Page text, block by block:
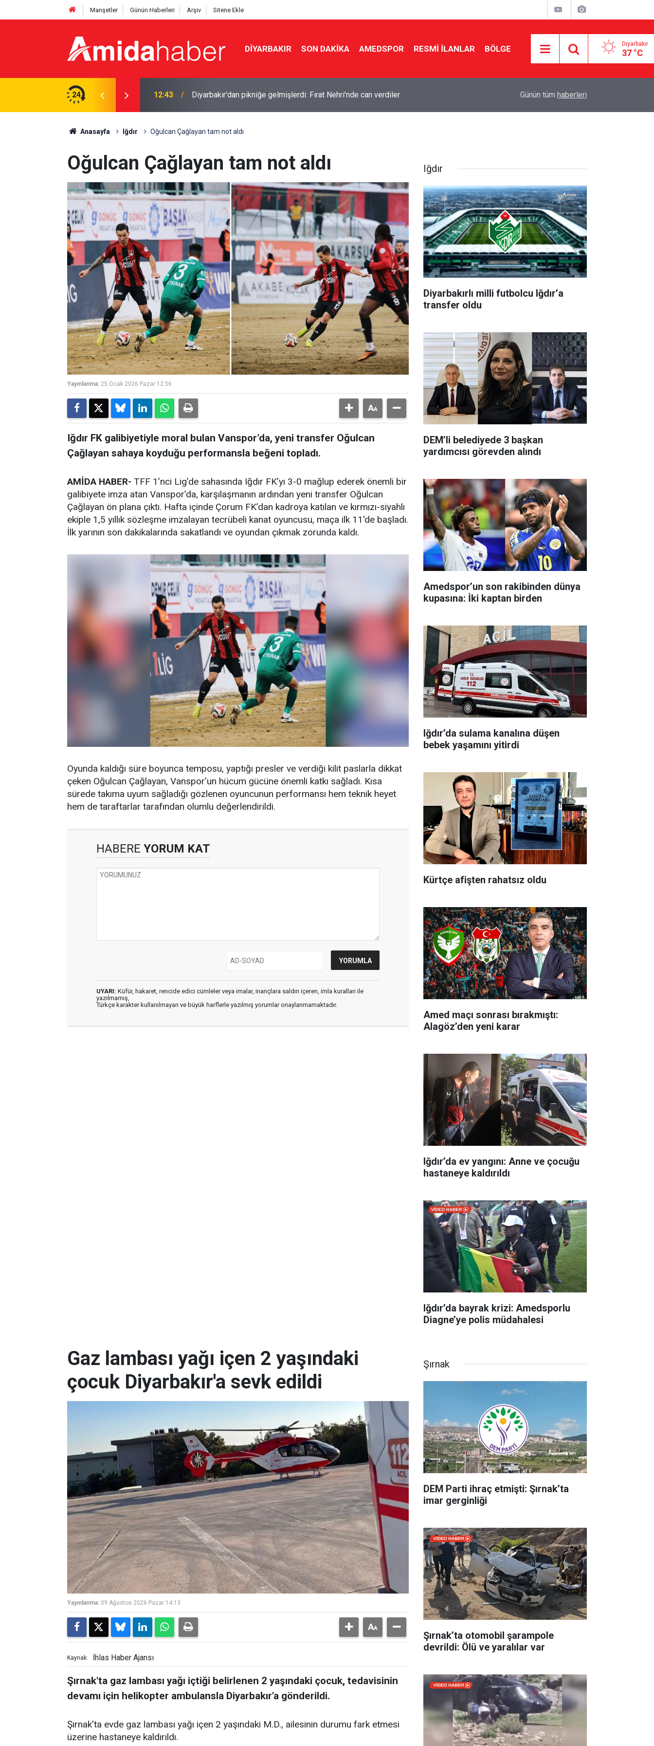
Manşetler Günün Haberleri Arşiv Sitene Ekle
DIYARBAKIR SON DAKIKA AMEDSPOR RESMI İLANLAR BÖLGE Diyarbakır
37 °C
24 12:43 Diyarbakır'dan pikniğe gelmişlerdi: Fırat Nehri’nde can verdiler Amedspor’un ilk maçı yaklaşırken stadyum
Günün tüm haberleri
Anasayfa Iğdır Oğulcan Çağlayan tam not aldı
Oğulcan Çağlayan tam not aldı
Yayınlanma: 25 Ocak 2026 Pazar 12:56
Iğdır FK galibiyetiyle moral bulan Vanspor’da, yeni transfer Oğulcan
Çağlayan sahaya koyduğu performansla beğeni topladı.
AMİDA HABER- TFF 1’nci Lig’de sahasında Iğdır FK’yı 3-0 mağlup ederek önemli bir
galibiyete imza atan Vanspor’da, karşılaşmanın ardından yeni transfer Oğulcan
Çağlayan ön plana çıktı. Hafta içinde Çorum FK’dan kadroya katılan ve kırmızı-siyahlı
ekiple 1,5 yıllık sözleşme imzalayan tecrübeli kanat oyuncusu, maça ilk 11'de başladı.
İlk yarının son dakikalarında sakatlandı ve oyundan çıkmak zorunda kaldı.
Oyunda kaldığı süre boyunca temposu, yaptığı presler ve verdiği kilit paslarla dikkat
çeken Oğulcan Çağlayan, Vanspor’un hücum gücüne önemli katkı sağladı. Kısa
sürede takıma uyum sağladığı gözlenen oyuncunun performansı hem teknik heyet
hem de taraftarlar tarafından olumlu değerlendirildi.
HABERE YORUM KAT
UYARI: Küfür, hakaret, rencide edici cümleler veya imalar, inançlara saldırı içeren, imla kuralları ile
yazılmamış,
Türkçe karakter kullanılmayan ve büyük harflerle yazılmış yorumlar onaylanmamaktadır.
Iğdır
Diyarbakırlı milli futbolcu Iğdır’a
transfer oldu
DEM’li belediyede 3 başkan
yardımcısı görevden alındı
Amedspor’un son rakibinden dünya
kupasına: İki kaptan birden
Iğdır’da sulama kanalına düşen
bebek yaşamını yitirdi
Kürtçe afişten rahatsız oldu
Amed maçı sonrası bırakmıştı:
Alagöz’den yeni karar
Iğdır’da ev yangını: Anne ve çocuğu
hastaneye kaldırıldı
Iğdır’da bayrak krizi: Amedsporlu
Diagne’ye polis müdahalesi
Gaz lambası yağı içen 2 yaşındaki
çocuk Diyarbakır'a sevk edildi
Yayınlanma: 09 Ağustos 2026 Pazar 14:13
Kaynak: İhlas Haber Ajansı
Şırnak'ta gaz lambası yağı içtiği belirlenen 2 yaşındaki çocuk, tedavisinin
devamı için helikopter ambulansla Diyarbakır'a gönderildi.
Şırnak'ta evde gaz lambası yağı içen 2 yaşındaki M.D., ailesinin durumu fark etmesi
üzerine hastaneye kaldırıldı.
Şırnak
DEM Parti ihraç etmişti: Şırnak’ta
imar gerginliği
Şırnak’ta otomobil şarampole
devrildi: Ölü ve yaralılar var